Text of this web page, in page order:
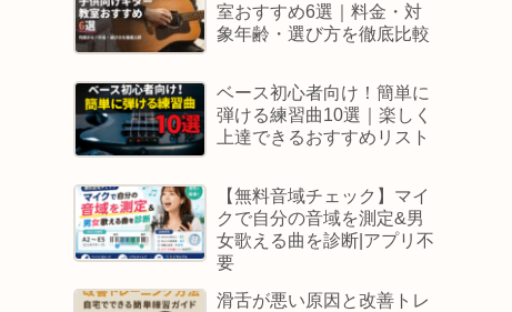
室おすすめ6選｜料金・対
象年齢・選び方を徹底比較
ベース初心者向け！簡単に
弾ける練習曲10選｜楽しく
上達できるおすすめリスト
【無料音域チェック】マイ
クで自分の音域を測定&男
女歌える曲を診断|アプリ不
要
滑舌が悪い原因と改善トレ